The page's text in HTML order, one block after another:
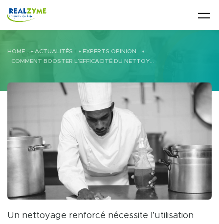
HOME • ACTUALITÉS • EXPERTS OPINION
•
COMMENT BOOSTER L’EFFICACITÉ DU NETTOYAGE ET DE LA DÉSINFECTION ?
Un nettoyage renforcé nécessite l’utilisation